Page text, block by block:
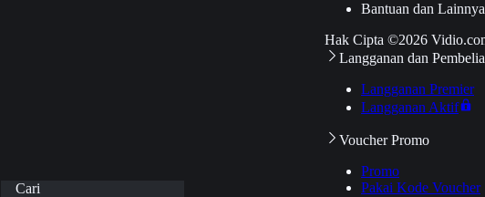
Cari
Bantuan dan Lainnya
Hak Cipta ©2026
Langganan dan
Langganan Premier
Langganan Aktif
Voucher Promo
Promo
Pakai Kode Voucher